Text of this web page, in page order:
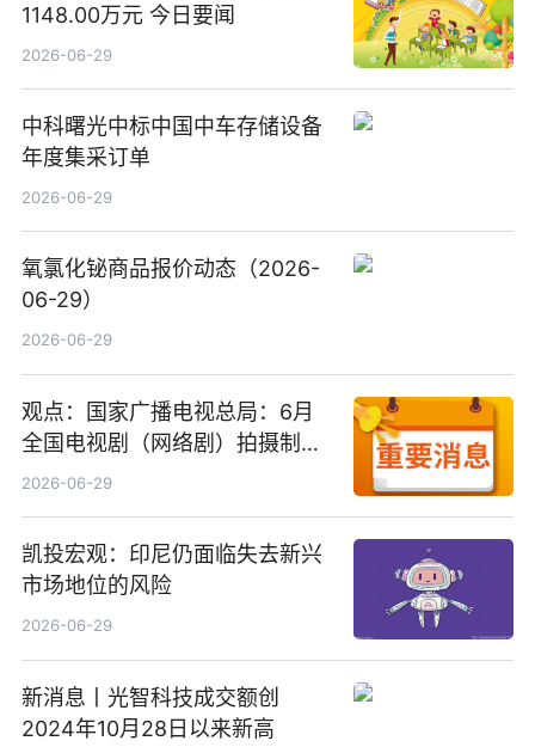
1148.00万元 今日要闻
2026-06-29
中科曙光中标中国中车存储设备
年度集采订单
2026-06-29
氧氯化铋商品报价动态（2026-
06-29）
2026-06-29
观点：国家广播电视总局：6月
全国电视剧（网络剧）拍摄制作
备案公示剧目197部
2026-06-29
凯投宏观：印尼仍面临失去新兴
市场地位的风险
2026-06-29
新消息丨光智科技成交额创
2024年10月28日以来新高